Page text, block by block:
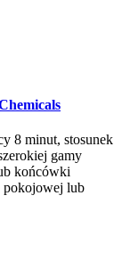
8 minut, stosunek
gamy
końcówki
pokojowej lub